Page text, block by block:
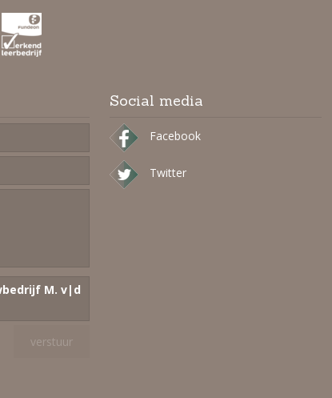
M. v|d
Social media
Facebook
Twitter